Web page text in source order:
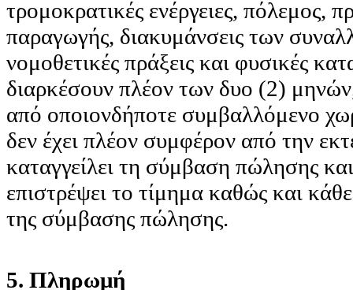
τρομοκρατικές ενέργειες,
παραγωγής, διακυμάνσεις των
νομοθετικές πράξεις και φυσικές
διαρκέσουν πλέον των δυο (2)
από οποιονδήποτε συμβαλλόμενο
δεν έχει πλέον συμφέρον από την
καταγγείλει τη σύμβαση πώλησης
επιστρέψει το τίμημα καθώς και
της σύμβασης πώλησης.
5. Πληρωμή